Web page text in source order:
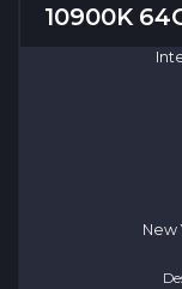
10900K
New